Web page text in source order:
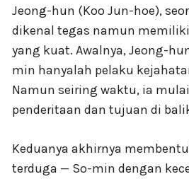
Jeong-hun (Koo Jun-hoe),
dikenal tegas namun
yang kuat. Awalnya, Jeong-
min hanyalah pelaku
Namun seiring waktu, ia
penderitaan dan tujuan di
Keduanya akhirnya
terduga — So-min dengan